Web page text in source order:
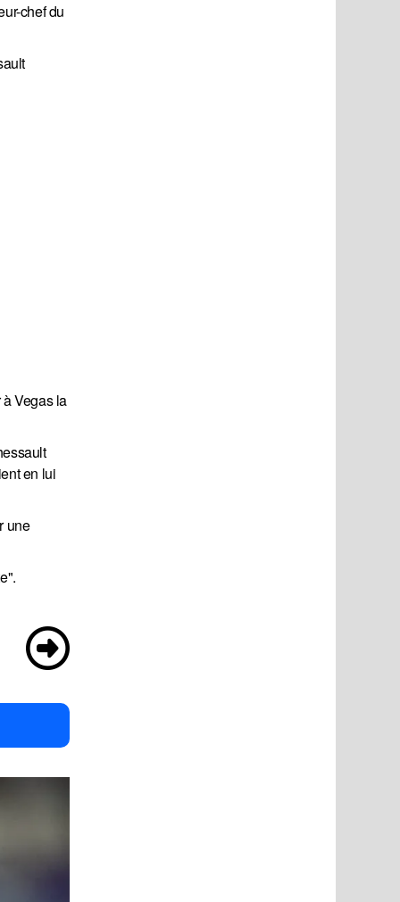
chef du
Vegas la
en lui
une